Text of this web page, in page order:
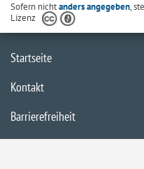
Sofern nichtanders angegeben,
Lizenz
Startseite
Kontakt
Barrierefreiheit